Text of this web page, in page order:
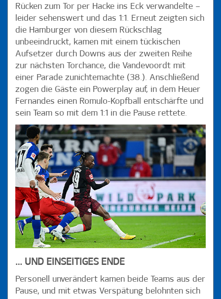
Rücken zum Tor per Hacke ins Eck verwandelte –
leider sehenswert und das 1:1. Erneut zeigten sich
die Hamburger von diesem Rückschlag
unbeeindruckt, kamen mit einem tückischen
Aufsetzer durch Downs aus der zweiten Reihe
zur nächsten Torchance, die Vandevoordt mit
einer Parade zunichtemachte (38.). Anschließend
zogen die Gäste ein Powerplay auf, in dem Heuer
Fernandes einen Romulo-Kopfball entschärfte und
sein Team so mit dem 1:1 in die Pause rettete.
… UND EINSEITIGES ENDE
Personell unverändert kamen beide Teams aus der
Pause, und mit etwas Verspätung belohnten sich